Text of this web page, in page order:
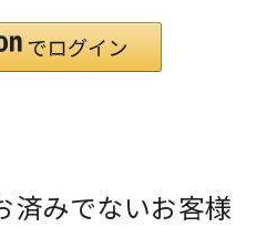
済みでないお客様